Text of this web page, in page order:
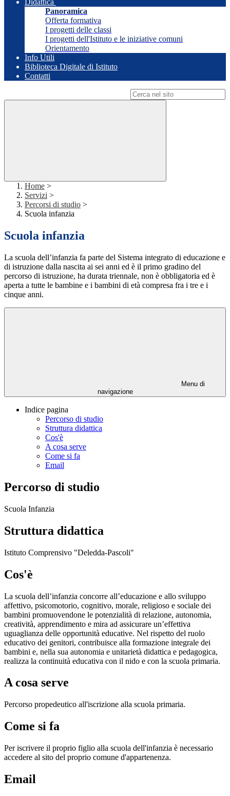
Didattica
Panoramica
Offerta formativa
I progetti delle classi
I progetti dell'Istituto e le iniziative comuni
Orientamento
Info Utili
Biblioteca Digitale di Istituto
Contatti
Home >
Servizi >
Percorsi di studio >
Scuola infanzia
Scuola infanzia
La scuola dell’infanzia fa parte del Sistema integrato di educazione e
di istruzione dalla nascita ai sei anni ed è il primo gradino del
percorso di istruzione, ha durata triennale, non è obbligatoria ed è
aperta a tutte le bambine e i bambini di età compresa fra i tre e i
cinque anni.
Menu di
navigazione
Indice pagina
Percorso di studio
Struttura didattica
Cos'è
A cosa serve
Come si fa
Email
Percorso di studio
Scuola Infanzia
Struttura didattica
Istituto Comprensivo "Deledda-Pascoli"
Cos'è
La scuola dell’infanzia concorre all’educazione e allo sviluppo
affettivo, psicomotorio, cognitivo, morale, religioso e sociale dei
bambini promuovendone le potenzialità di relazione, autonomia,
creatività, apprendimento e mira ad assicurare un’effettiva
uguaglianza delle opportunità educative. Nel rispetto del ruolo
educativo dei genitori, contribuisce alla formazione integrale dei
bambini e, nella sua autonomia e unitarietà didattica e pedagogica,
realizza la continuità educativa con il nido e con la scuola primaria.
A cosa serve
Percorso propedeutico all'iscrizione alla scuola primaria.
Come si fa
Per iscrivere il proprio figlio alla scuola dell'infanzia è necessario
accedere al sito del proprio comune d'appartenenza.
Email